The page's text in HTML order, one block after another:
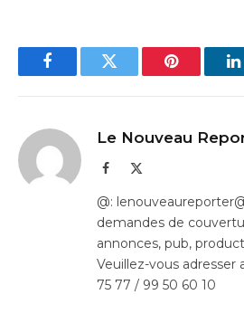
FacebookTwitter Pinterest
Le Nouveau
Facebook
@:
demandes de
annonces, pub,
Veuillez-vous adresser
75 77 / 99 50 60 10